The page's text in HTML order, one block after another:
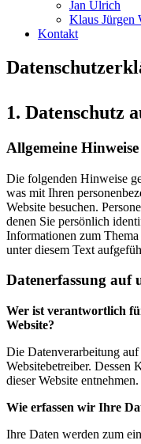
Jan Ulrich
Klaus Jürgen
Kontakt
1. Datenschutz
Allgemeine Hinweise
Die folgenden Hinweise
was mit Ihren
Website besuchen.
denen Sie persönlich
Informationen zum Thema
unter diesem Text
Datenerfassung auf
Wer ist verantwortlich
Website?
Die Datenverarbeitung
Websitebetreiber. Dessen
dieser Website entnehmen.
Wie erfassen wir Ihre
Ihre Daten werden zum